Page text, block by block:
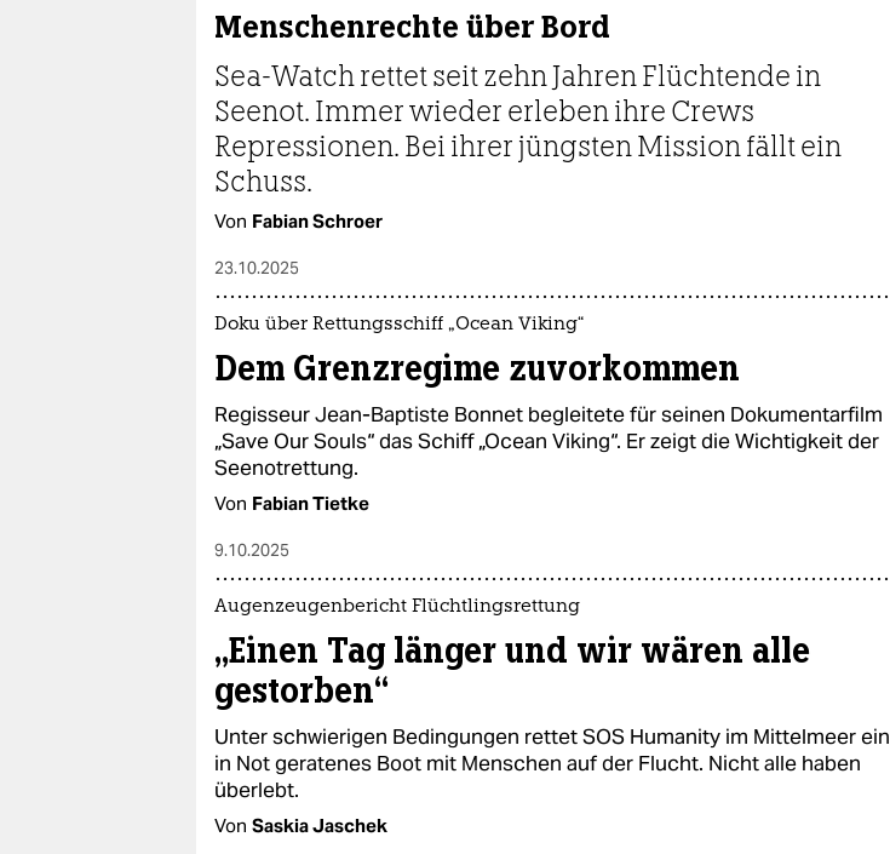
Menschenrechte über Bord
Sea-Watch rettet seit zehn Jahren Flüchtende in
Seenot. Immer wieder erleben ihre Crews
Repressionen. Bei ihrer jüngsten Mission fällt ein
Schuss.
Von Fabian Schroer
23.10.2025
Doku über Rettungsschiff „Ocean Viking“
Dem Grenzregime zuvorkommen
Regisseur Jean-Baptiste Bonnet begleitete für seinen Dokumentarfilm
„Save Our Souls“ das Schiff „Ocean Viking“. Er zeigt die Wichtigkeit der
Seenotrettung.
Von Fabian Tietke
9.10.2025
Augenzeugenbericht Flüchtlingsrettung
„Einen Tag länger und wir wären alle
gestorben“
Unter schwierigen Bedingungen rettet SOS Humanity im Mittelmeer ein
in Not geratenes Boot mit Menschen auf der Flucht. Nicht alle haben
überlebt.
Von Saskia Jaschek